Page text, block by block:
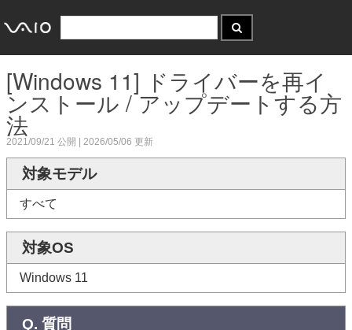
[Windows 11] ドライバーを再イ
ンストール / アップデートする方
法
2021/09/21 公開 | 2026/05/06 更新
対象モデル
すべて
対象OS
Windows 11
Q. 質問